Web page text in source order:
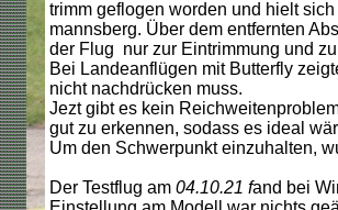
trimm geflogen worden und hielt
mannsberg. Über dem entfernten
der Flug nur zur Eintrimmung und
Bei Landeanflügen mit Butterfly
nicht nachdrücken muss.
Jezt gibt es kein
gut zu erkennen, sodass es ideal
Um den Schwerpunkt einzuhalten,
Der Testflug am 04.10.21 fand bei